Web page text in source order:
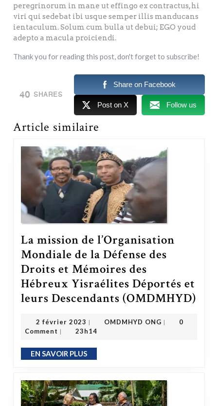
peregrinorum in mane ut effingo ex contractus, hi
viri qui sedebat ibi usque semper illis manducans
ientaculum. Solum cum bulla ut debui; EGO youd
adepto a macula proiciendi.
Thank you for reading this post, don't forget to subscribe!
40 SHARES
Share on Facebook
Post on X Follow us
Article similaire
La mission de l’Organisation
Mondiale de la Défense des
Droits et Mémoires des
Hébreux Yisraélites Déportés et
leurs Descendants (OMDMHYD)
2 février 2023 | OMDMHYD ONG |
0
Comment | 23h14
EN SAVOIR PLUSEN SAVOIR PLUS